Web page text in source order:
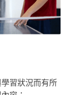
習狀況而有所